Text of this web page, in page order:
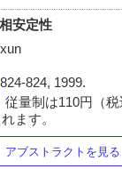
安定性
824-824, 1999.
量制は110円（
ます。
アブストラクトを見る